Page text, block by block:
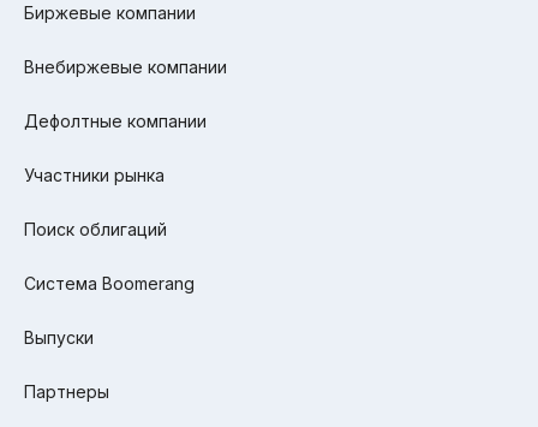
Биржевые компании
Внебиржевые компании
Дефолтные компании
Участники рынка
Поиск облигаций
Система Boomerang
Выпуски
Партнеры